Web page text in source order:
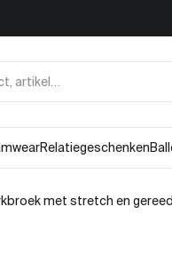
Relatiegeschenken
met stretch en